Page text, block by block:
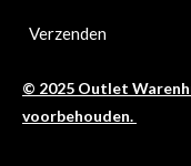
Verzenden
© 2025 Outlet
voorbehouden.